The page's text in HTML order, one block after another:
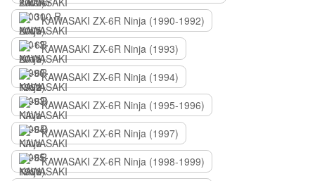
KAWASAKI ZX-6R Ninja (1990-1992)
KAWASAKI ZX-6R Ninja (1993)
KAWASAKI ZX-6R Ninja (1994)
KAWASAKI ZX-6R Ninja (1995-1996)
KAWASAKI ZX-6R Ninja (1997)
KAWASAKI ZX-6R Ninja (1998-1999)